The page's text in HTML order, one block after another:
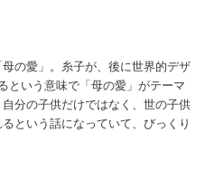
の愛」。糸子が、後に世界的デザ
という意味で「母の愛」がテーマ
分の子供だけではなく、世の子供
という話になっていて、びっくり